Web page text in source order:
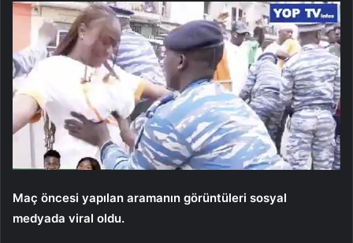
Maç öncesi yapılan aramanın görüntüleri sosyal
medyada viral oldu.